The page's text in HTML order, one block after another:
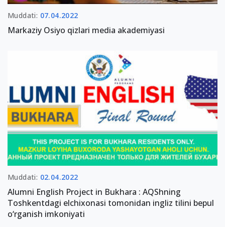
Muddati: 07.04.2022
Markaziy Osiyo qizlari media akademiyasi
Muddati: 02.04.2022
Alumni English Project in Bukhara : AQShning
Toshkentdagi elchixonasi tomonidan ingliz tilini bepul
o‘rganish imkoniyati